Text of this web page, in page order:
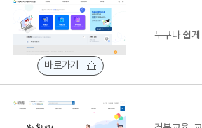
바로가기
누구나 쉽